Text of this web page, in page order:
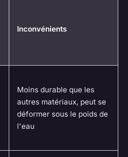
Inconvénients
Moins durable que les
autres matériaux, peut se
déformer sous le poids de
l'eau